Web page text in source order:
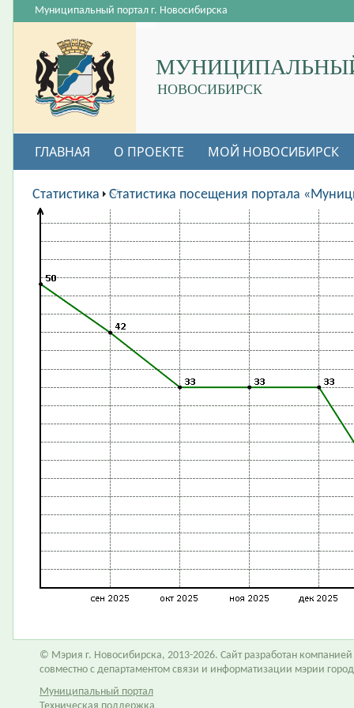
НОВОСИБИРСК
Муниципальный портал г. Новосибирска
ГЛАВНАЯ О ПРОЕКТЕ МОЙ НОВОСИБИРСК
ВАКАНСИИ
Статистика Статистика посещения портала
© Мэрия г. Новосибирска, 2013-2026. Сайт разработан компанией
совместно с департаментом связи и информатизации мэрии
Муниципальный портал